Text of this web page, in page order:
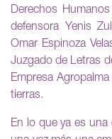
Derechos
defensora Yenis
Omar Espinoza
Juzgado de Letras
Empresa
tierras.
En lo que ya es